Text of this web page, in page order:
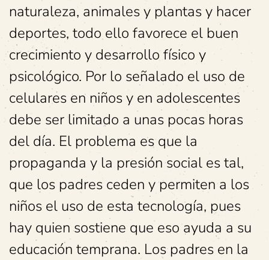
naturaleza, animales y plantas y hacer
deportes, todo ello favorece el buen
crecimiento y desarrollo físico y
psicológico. Por lo señalado el uso de
celulares en niños y en adolescentes
debe ser limitado a unas pocas horas
del día. El problema es que la
propaganda y la presión social es tal,
que los padres ceden y permiten a los
niños el uso de esta tecnología, pues
hay quien sostiene que eso ayuda a su
educación temprana. Los padres en la